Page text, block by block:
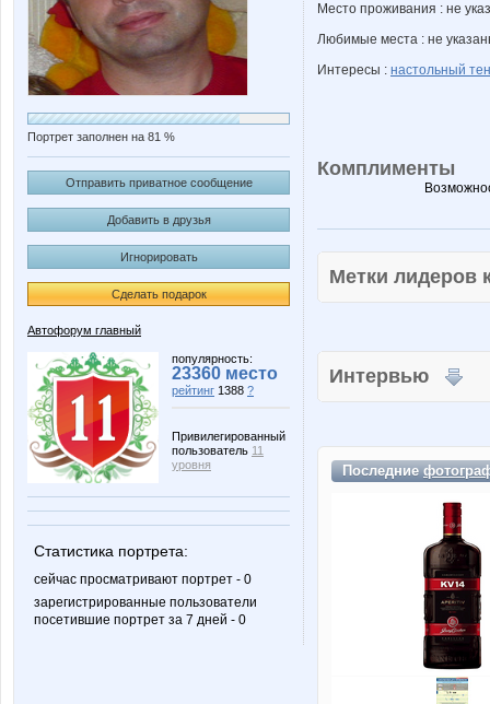
Портрет заполнен на 81 %
Отправить приватное сообщение
Добавить в друзья
Игнорировать
Сделать подарок
Автофорум главный
популярность:
23360 место
рейтинг 1388 ?
Привилегированный
пользователь 11
уровня
Статистика портрета:
сейчас просматривают портрет - 0
зарегистрированные пользователи
посетившие портрет за 7 дней - 0
Место проживания : не
Любимые места : не
Интересы : настольный
Комплименты
Метки
Интервью
Последние